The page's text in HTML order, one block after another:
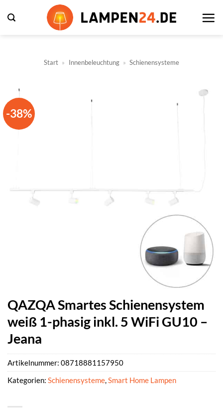
Inhalt
Start » Innenbeleuchtung » Schienensysteme
-38%
QAZQA Smartes Schienensystem
weiß 1-phasig inkl. 5 WiFi GU10 –
Jeana
Artikelnummer: 08718881157950
Kategorien: Schienensysteme,Smart Home Lampen